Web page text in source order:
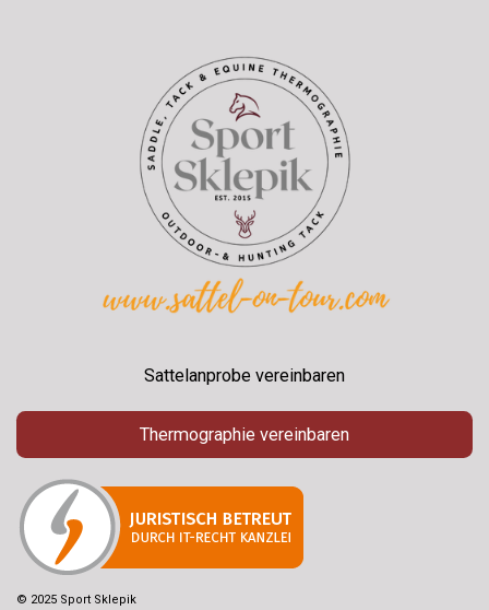
Sattelanprobe vereinbaren
Thermographie vereinbaren
© 2025 Sport Sklepik